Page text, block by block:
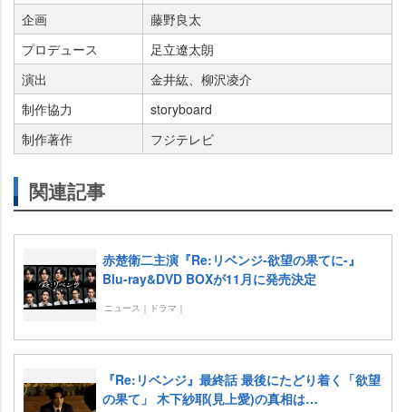
企画
藤野良太
プロデュース
足立遼太朗
演出
金井紘、柳沢凌介
制作協力
storyboard
制作著作
フジテレビ
関連記事
赤楚衛二主演『Re:リベンジ-欲望の果てに-』
Blu-ray&DVD BOXが11月に発売決定
ニュース｜ドラマ｜
『Re:リベンジ』最終話 最後にたどり着く「欲望
の果て」 木下紗耶(見上愛)の真相は…